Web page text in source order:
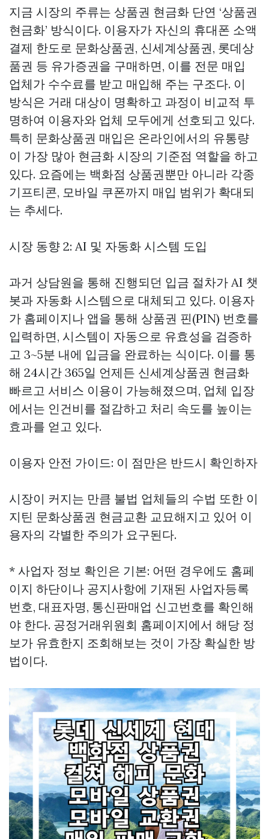
지금 시장의 주류는 상품권 현금화 단연 ‘상품권
현금화’ 방식이다. 이용자가 자신의 휴대폰 소액
결제 한도로 문화상품권, 신세계상품권, 롯데상
품권 등 유가증권을 구매하면, 이를 전문 매입
업체가 수수료를 받고 매입해 주는 구조다. 이
방식은 거래 대상이 명확하고 과정이 비교적 투
명하여 이용자와 업체 모두에게 선호되고 있다.
특히 문화상품권 매입은 온라인에서의 유통량
이 가장 많아 현금화 시장의 기준점 역할을 하고
있다. 요즘에는 백화점 상품권뿐만 아니라 각종
기프티콘, 모바일 쿠폰까지 매입 범위가 확대되
는 추세다.
시장 동향 2: AI 및 자동화 시스템 도입
과거 상담원을 통해 진행되던 입금 절차가 AI 챗
봇과 자동화 시스템으로 대체되고 있다. 이용자
가 홈페이지나 앱을 통해 상품권 핀(PIN) 번호를
입력하면, 시스템이 자동으로 유효성을 검증하
고 3~5분 내에 입금을 완료하는 식이다. 이를 통
해 24시간 365일 언제든 신세계상품권 현금화
빠르고 서비스 이용이 가능해졌으며, 업체 입장
에서는 인건비를 절감하고 처리 속도를 높이는
효과를 얻고 있다.
이용자 안전 가이드: 이 점만은 반드시 확인하자
시장이 커지는 만큼 불법 업체들의 수법 또한 이
지틴 문화상품권 현금교환 교묘해지고 있어 이
용자의 각별한 주의가 요구된다.
* 사업자 정보 확인은 기본: 어떤 경우에도 홈페
이지 하단이나 공지사항에 기재된 사업자등록
번호, 대표자명, 통신판매업 신고번호를 확인해
야 한다. 공정거래위원회 홈페이지에서 해당 정
보가 유효한지 조회해보는 것이 가장 확실한 방
법이다.